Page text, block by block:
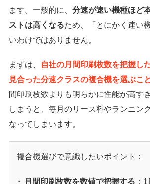
ます。一般的に、 分速が速い機種ほど
ストは高くなるため、「とにかく速い
いわけではありません。
まずは、
自社の月間印刷枚数を把握し
見合った分速クラスの複合機を選ぶこ
間印刷枚数よりも明らかに性能が高す
しまうと、毎月のリース料やランニン
なってしまいます。
複合機選びで意識したいポイント：
月間印刷枚数を数値で把握する ：